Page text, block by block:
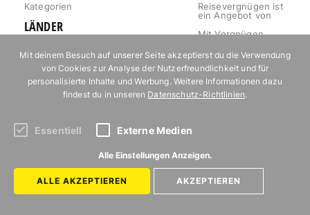
Kategorien
LÄNDER
INSPIRATION
REISEPLANUNG
NACHHALTIGKEIT
UNTERKÜNFTE IN
EUROPA
URLAUB FÜR
FOODIES
Reisevergnügen ist
ein Angebot von
Mit Vergnügen
Startseite
Impressum
Jobs
Kontakt
Mit deinem Besuch auf unserer Seite akzeptierst du die Verwendung
von Cookies zur Analyse der Nutzerfreundlichkeit und für
personalisierte Inhalte und Werbung. Weitere Informationen dazu
findest du in unseren Datenschutz-Richtlinien.
Essentiell Externe Medien
Alle Einstellungen Anzeigen.
ALLE AKZEPTIEREN AKZEPTIEREN